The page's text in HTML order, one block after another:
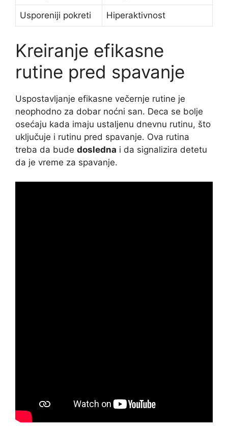
Usporeniji pokreti Hiperaktivnost
Kreiranje efikasne
rutine pred spavanje
Uspostavljanje efikasne večernje rutine je
neophodno za dobar noćni san. Deca se bolje
osećaju kada imaju ustaljenu dnevnu rutinu, što
uključuje i rutinu pred spavanje. Ova rutina
treba da bude dosledna i da signalizira detetu
da je vreme za spavanje.